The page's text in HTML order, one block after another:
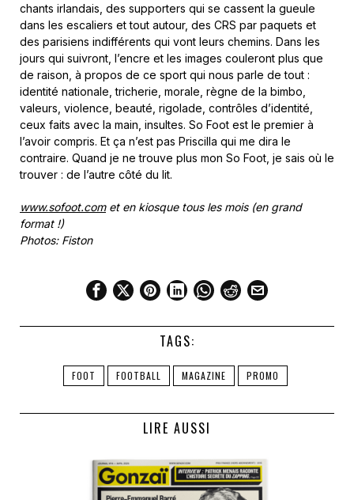
chants irlandais, des supporters qui se cassent la gueule
dans les escaliers et tout autour, des CRS par paquets et
des parisiens indifférents qui vont leurs chemins. Dans les
jours qui suivront, l’encre et les images couleront plus que
de raison, à propos de ce sport qui nous parle de tout :
identité nationale, tricherie, morale, règne de la bimbo,
valeurs, violence, beauté, rigolade, contrôles d’identité,
ceux faits avec la main, insultes. So Foot est le premier à
l’avoir compris. Et ça n’est pas Priscilla qui me dira le
contraire. Quand je ne trouve plus mon So Foot, je sais où le
trouver : de l’autre côté du lit.
www.sofoot.comet en kiosque tous les mois (en grand
format !)
Photos: Fiston
TAGS:
FOOT FOOTBALL MAGAZINE PROMO
LIRE AUSSI